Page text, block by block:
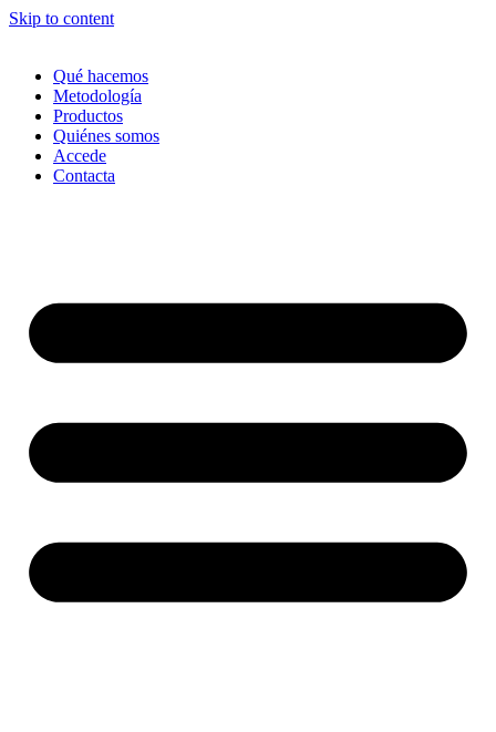
Skip to content
Qué hacemos
Metodología
Productos
Quiénes somos
Accede
Contacta